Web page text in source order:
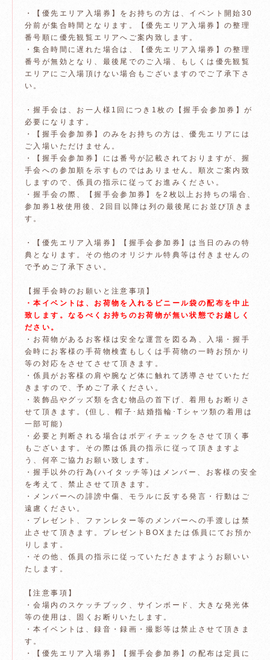
・【優先エリア入場券】をお持ちの方は、イベント開始30
分前が集合時間となります。【優先エリア入場券】の整理
番号順に優先観覧エリアへご案内致します。
・集合時間に遅れた場合は、【優先エリア入場券】の整理
番号が無効となり、最後尾でのご入場、もしくは優先観覧
エリアにご入場頂けない場合もございますのでご了承下さ
い。
・握手会は、お一人様1回につき1枚の【握手会参加券】が
必要になります。
・【握手会参加券】のみをお持ちの方は、優先エリアには
ご入場いただけません。
・【握手会参加券】には番号が記載されておりますが、握
手会への参加順を示すものではありません。順次ご案内致
しますので、係員の指示に従ってお進みください。
・握手会の際、【握手会参加券】を2枚以上お持ちの場合、
参加券1枚使用後、2回目以降は列の最後尾にお並び頂きま
す。
・【優先エリア入場券】【握手会参加券】は当日のみの特
典となります。その他のオリジナル特典等は付きませんの
で予めご了承下さい。
【握手会時のお願いと注意事項】
・本イベントは、お荷物を入れるビニール袋の配布を中止
致します。なるべくお持ちのお荷物が無い状態でお越しく
ださい。
・お荷物があるお客様は安全な運営を図る為、入場・握手
会時にお客様の手荷物検査もしくは手荷物の一時お預かり
等の対応をさせてさせて頂きます。
・係員がお客様の肩や腕など体に触れて誘導させていただ
きますので、予めご了承ください。
・装飾品やグッズ類を含む物品の首下げ、着用もお断りさ
せて頂きます。(但し、帽子･結婚指輪･Tシャツ類の着用は
一部可能)
・必要と判断される場合はボディチェックをさせて頂く事
もございます。その際は係員の指示に従って頂きますよ
う、何卒ご協力お願い致します。
・握手以外の行為(ハイタッチ等)はメンバー、お客様の安全
を考えて、禁止させて頂きます。
・メンバーへの誹謗中傷、モラルに反する発言・行動はご
遠慮ください。
・プレゼント、ファンレター等のメンバーへの手渡しは禁
止させて頂きます。プレゼントBOXまたは係員にてお預か
りします。
・その他、係員の指示に従っていただきますようお願いい
たします。
【注意事項】
・会場内のスケッチブック、サインボード、大きな発光体
等の使用は、固くお断りいたします。
・本イベントは、録音・録画・撮影等は禁止させて頂きま
す。
・【優先エリア入場券】【握手会参加券】の配布は定員に